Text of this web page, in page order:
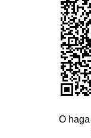
O haga